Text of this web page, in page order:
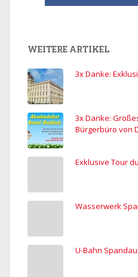
WEITERE ARTIKEL
3x Danke:
3x Danke:
Bürgerbüro von
Exklusive Tour
Wasserwerk
U-Bahn